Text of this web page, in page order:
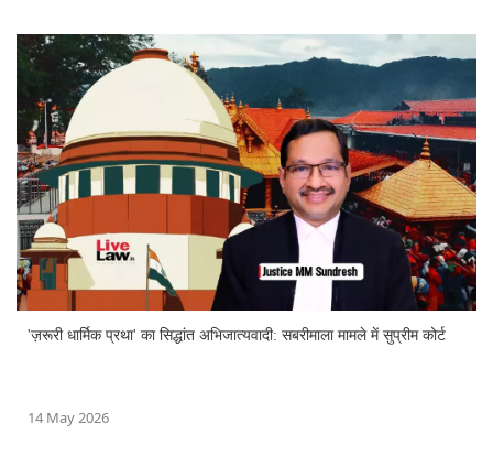
'ज़रूरी धार्मिक प्रथा' का सिद्धांत अभिजात्यवादी: सबरीमाला मामले में सुप्रीम कोर्ट
14 May 2026